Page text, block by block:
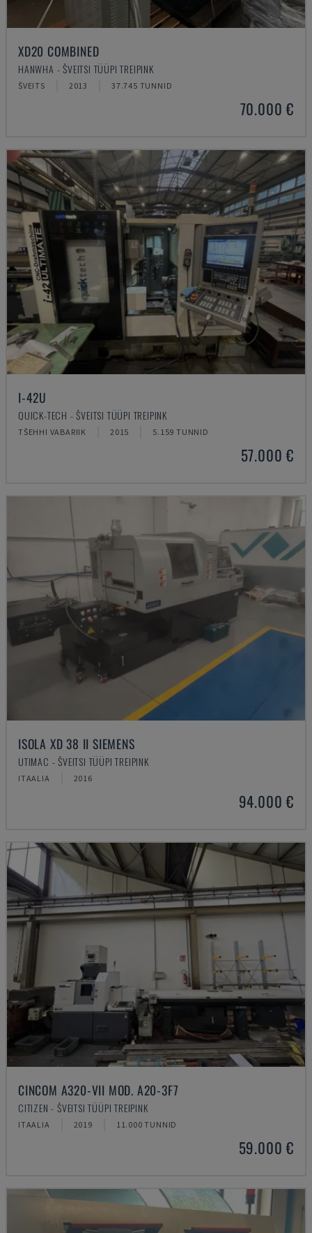
XD20 COMBINED
HANWHA - ŠVEITSI TÜÜPI TREIPINK
ŠVEITS 2013 37.745 TUNNID
70.000 €
I-42U
QUICK-TECH - ŠVEITSI TÜÜPI TREIPINK
TŠEHHI VABARIIK 2015 5.159 TUNNID
57.000 €
ISOLA XD 38 II SIEMENS
UTIMAC - ŠVEITSI TÜÜPI TREIPINK
ITAALIA 2016
94.000 €
CINCOM A320-VII MOD. A20-3F7
CITIZEN - ŠVEITSI TÜÜPI TREIPINK
ITAALIA 2019 11.000 TUNNID
59.000 €